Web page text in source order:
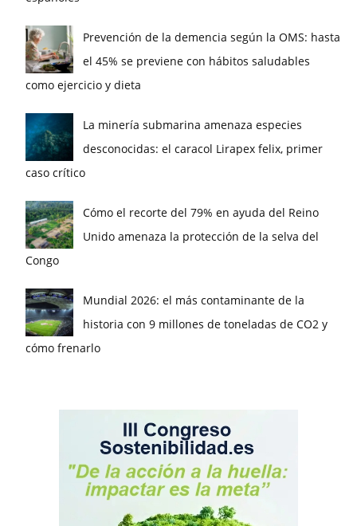
Prevención de la demencia según la OMS: hasta
el 45% se previene con hábitos saludables
como ejercicio y dieta
La minería submarina amenaza especies
desconocidas: el caracol Lirapex felix, primer
caso crítico
Cómo el recorte del 79% en ayuda del Reino
Unido amenaza la protección de la selva del
Congo
Mundial 2026: el más contaminante de la
historia con 9 millones de toneladas de CO2 y
cómo frenarlo